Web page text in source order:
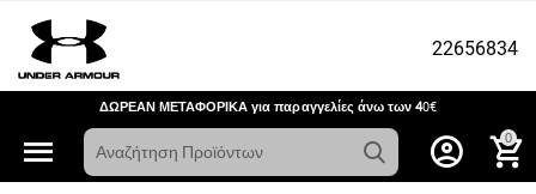
22656834
0
ΔΩΡΕΑΝ ΜΕΤΑΦΟΡΙΚΑ για παραγγελίες άνω των 40€